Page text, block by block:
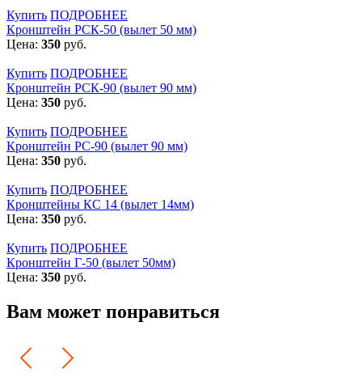
Купить ПОДРОБНЕЕ
Кронштейн РСК-50 (вылет 50 мм)
Цена: 350 руб.
Купить ПОДРОБНЕЕ
Кронштейн РСК-90 (вылет 90 мм)
Цена: 350 руб.
Купить ПОДРОБНЕЕ
Кронштейн РС-90 (вылет 90 мм)
Цена: 350 руб.
Купить ПОДРОБНЕЕ
Кронштейны КС 14 (вылет 14мм)
Цена: 350 руб.
Купить ПОДРОБНЕЕ
Кронштейн Г-50 (вылет 50мм)
Цена: 350 руб.
Вам может понравиться